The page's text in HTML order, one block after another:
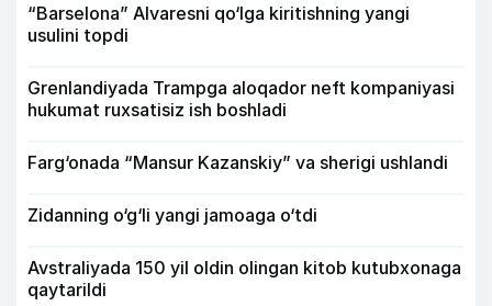
“Barselona” Alvaresni qo‘lga kiritishning yangi
usulini topdi
Grenlandiyada Trampga aloqador neft kompaniyasi
hukumat ruxsatisiz ish boshladi
Farg‘onada “Mansur Kazanskiy” va sherigi ushlandi
Zidanning o‘g‘li yangi jamoaga o‘tdi
Avstraliyada 150 yil oldin olingan kitob kutubxonaga
qaytarildi